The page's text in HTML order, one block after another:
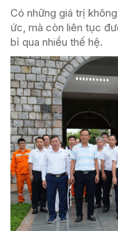
Có những giá trị
ức, mà còn liên tục
bỉ qua nhiều thế hệ.